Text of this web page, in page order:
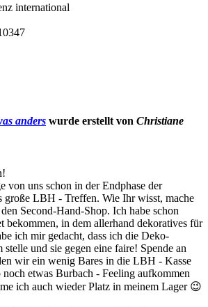
international
anders wurde erstellt von Christiane
von uns schon in der Endphase der
große LBH - Treffen. Wie Ihr wisst, mache
Second-Hand-Shop. Ich habe schon
bekommen, in dem allerhand dekoratives für
ich mir gedacht, dass ich die Deko-
stelle und sie gegen eine faire! Spende an
wir ein wenig Bares in die LBH - Kasse
noch etwas Burbach - Feeling aufkommen
ich auch wieder Platz in meinem Lager 😉